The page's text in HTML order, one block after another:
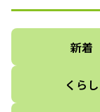
新着
くらし